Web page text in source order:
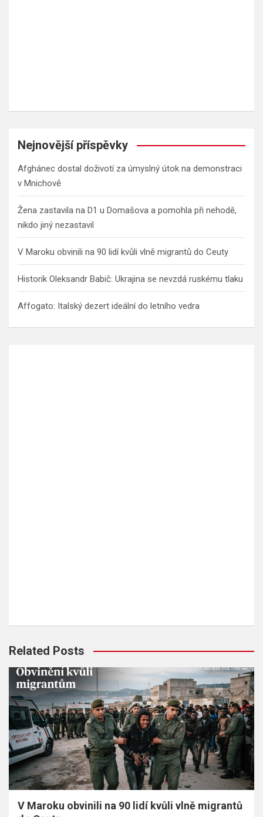
Nejnovější příspěvky
Afghánec dostal doživotí za úmyslný útok na demonstraci
v Mnichově
Žena zastavila na D1 u Domašova a pomohla při nehodě,
nikdo jiný nezastavil
V Maroku obvinili na 90 lidí kvůli vlně migrantů do Ceuty
Historik Oleksandr Babič: Ukrajina se nevzdá ruskému tlaku
Affogato: Italský dezert ideální do letního vedra
Related Posts
V Maroku obvinili na 90 lidí kvůli vlně migrantů